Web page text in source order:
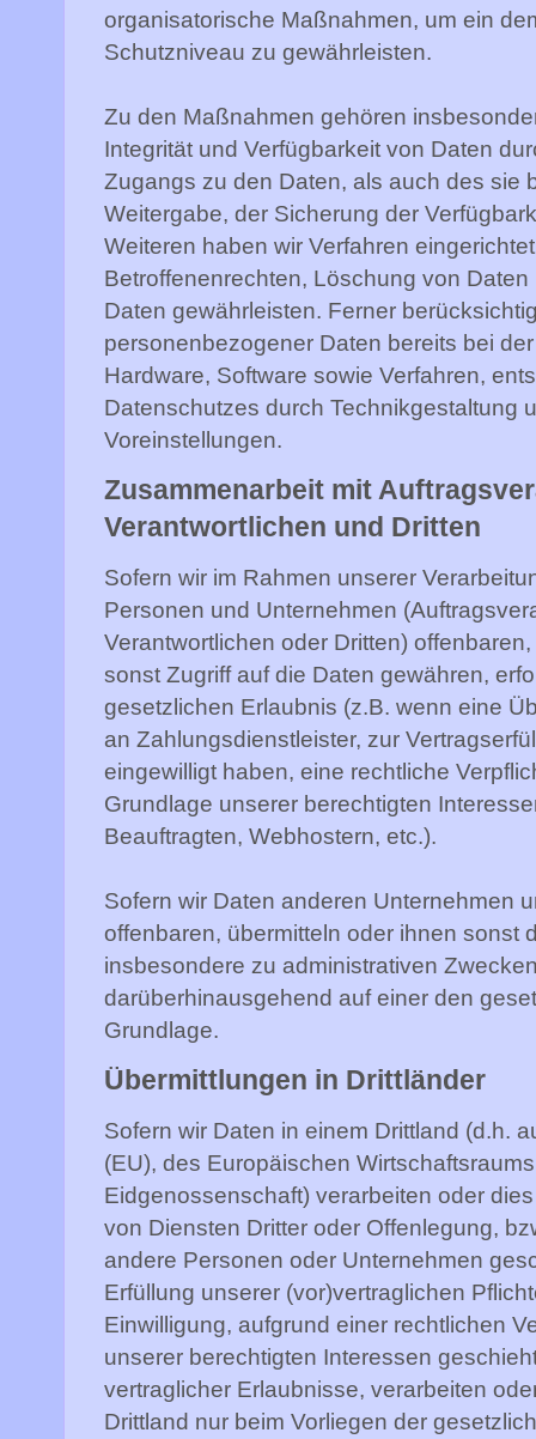
organisatorische Maßnahmen, um ein
Schutzniveau zu gewährleisten.
Zu den Maßnahmen gehören
Integrität und Verfügbarkeit von Daten
Zugangs zu den Daten, als auch des sie
Weitergabe, der Sicherung der
Weiteren haben wir Verfahren
Betroffenenrechten, Löschung von
Daten gewährleisten. Ferner
personenbezogener Daten bereits bei
Hardware, Software sowie Verfahren,
Datenschutzes durch Technikgestaltung
Voreinstellungen.
Zusammenarbeit mit
Verantwortlichen und Dritten
Sofern wir im Rahmen unserer
Personen und Unternehmen
Verantwortlichen oder Dritten)
sonst Zugriff auf die Daten gewähren,
gesetzlichen Erlaubnis (z.B. wenn eine
an Zahlungsdienstleister, zur
eingewilligt haben, eine rechtliche
Grundlage unserer berechtigten
Beauftragten, Webhostern, etc.).
Sofern wir Daten anderen Unternehmen
offenbaren, übermitteln oder ihnen sonst
insbesondere zu administrativen
darüberhinausgehend auf einer den
Grundlage.
Übermittlungen in Drittländer
Sofern wir Daten in einem Drittland (d.h.
(EU), des Europäischen
Eidgenossenschaft) verarbeiten oder
von Diensten Dritter oder Offenlegung,
andere Personen oder Unternehmen
Erfüllung unserer (vor)vertraglichen
Einwilligung, aufgrund einer rechtlichen
unserer berechtigten Interessen
vertraglicher Erlaubnisse, verarbeiten
Drittland nur beim Vorliegen der